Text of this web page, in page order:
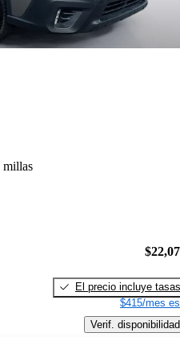
millas
El precio incluye tasas
$415/mes
Verif. disponibilidad